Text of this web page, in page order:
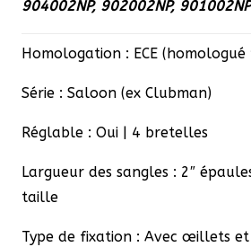
901002NP
904002NP, 902002NP, 901002NP
Homologation : ECE
Série : Saloon (ex Clubman)
Réglable : Oui | 4 bretelles
Largueur des sangles : 2″
taille
Type de fixation : Avec œillets et